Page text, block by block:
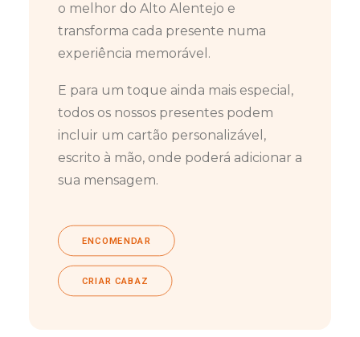
o melhor do Alto Alentejo e
transforma cada presente numa
experiência memorável.
E para um toque ainda mais especial,
todos os nossos presentes podem
incluir um cartão personalizável,
escrito à mão, onde poderá adicionar a
sua mensagem.
ENCOMENDAR
CRIAR CABAZ